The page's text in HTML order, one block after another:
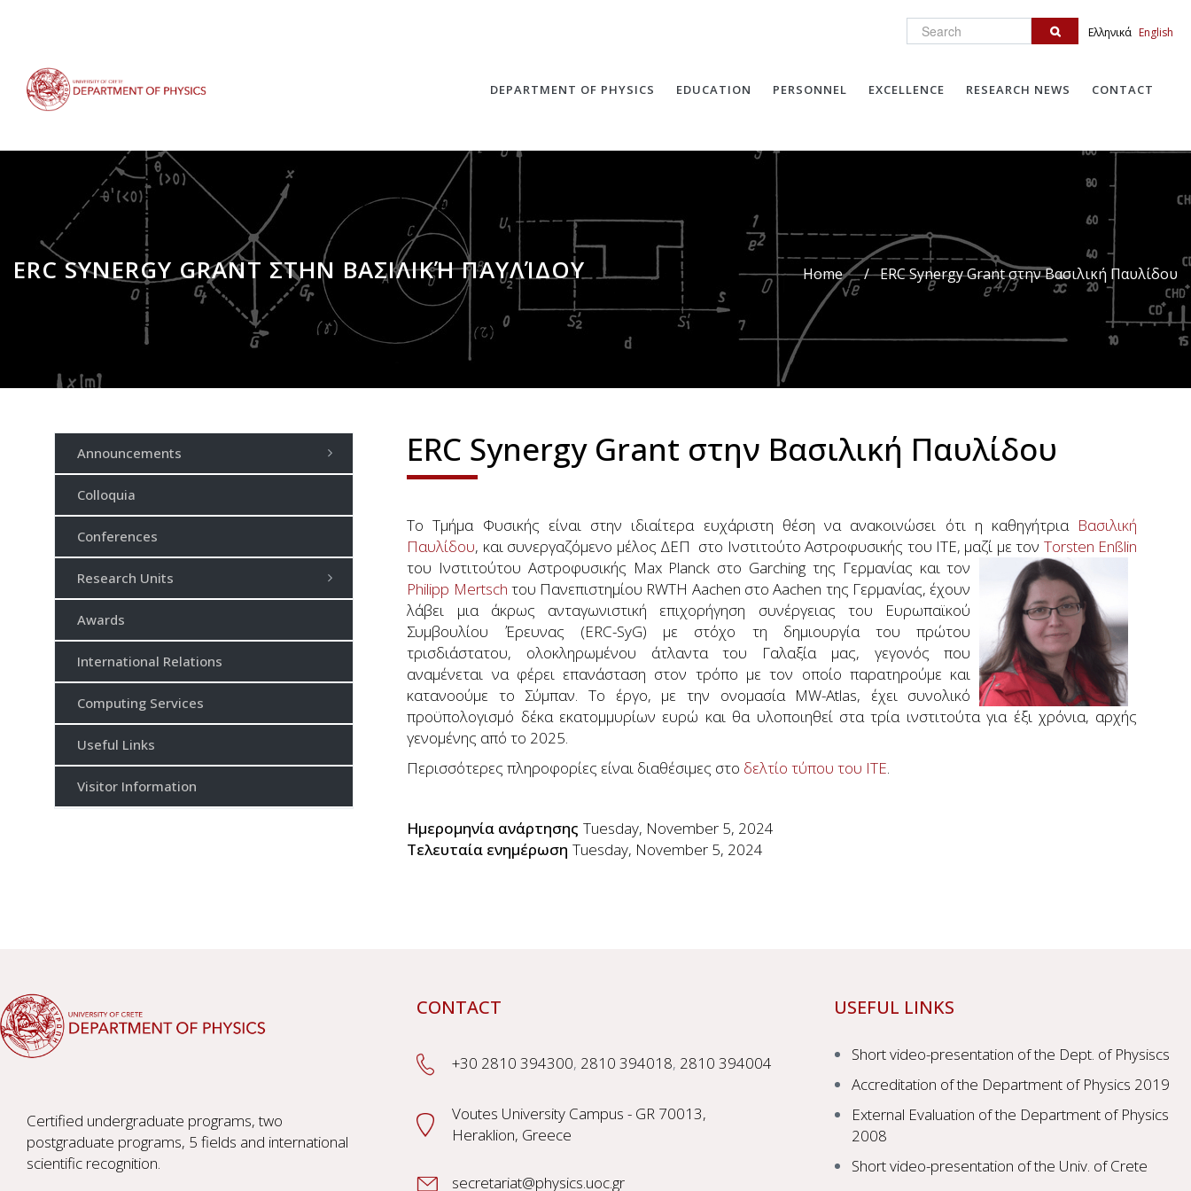
content
Search Ελληνικά English
DEPARTMENT OF PHYSICS EDUCATION PERSONNEL EXCELLENCE RESEARCH NEWS CONTACT
ERC SYNERGY GRANT ΣΤΗΝ ΒΑΣΙΛΙΚΉ ΠΑΥΛΊΔΟΥ
Breadcrumb Home / ERC Synergy Grant στην Βασιλική Παυλίδου
ERC Synergy Grant στην Βασιλική Παυλίδου
Το Τμήμα Φυσικής είναι στην ιδιαίτερα ευχάριστη θέση να ανακοινώσει ότι η καθηγήτρια Βασιλική
Παυλίδου, και συνεργαζόμενο μέλος ΔΕΠ στο Ινστιτούτο Αστροφυσικής του ΙΤΕ, μαζί με τον Torsten Enßlin
του Ινστιτούτου Αστροφυσικής Max Planck στο Garching της Γερμανίας και τον
Philipp Mertsch του Πανεπιστημίου RWTH Aachen στο Aachen της Γερμανίας, έχουν
λάβει μια άκρως ανταγωνιστική επιχορήγηση συνέργειας του Ευρωπαϊκού
Συμβουλίου Έρευνας (ERC-SyG) με στόχο τη δημιουργία του πρώτου
τρισδιάστατου, ολοκληρωμένου άτλαντα του Γαλαξία μας, γεγονός που
αναμένεται να φέρει επανάσταση στον τρόπο με τον οποίο παρατηρούμε και
κατανοούμε το Σύμπαν. Το έργο, με την ονομασία MW-Atlas, έχει συνολικό
προϋπολογισμό δέκα εκατομμυρίων ευρώ και θα υλοποιηθεί στα τρία ινστιτούτα για έξι χρόνια, αρχής
γενομένης από το 2025.
Περισσότερες πληροφορίες είναι διαθέσιμες στο δελτίο τύπου του ΙΤΕ.
Ημερομηνία ανάρτησης Tuesday, November 5, 2024
Τελευταία ενημέρωση Tuesday, November 5, 2024
Announcements
Colloquia
Conferences
Research Units
Awards
International Relations
Computing Services
Useful Links
Visitor Information
Certified undergraduate programs, two
postgraduate programs, 5 fields and international
scientific recognition.
CONTACT
+30 2810 394300, 2810 394018, 2810 394004
Voutes University Campus - GR 70013,
Heraklion, Greece
secretariat@physics.uoc.gr
USEFUL LINKS
Short video-presentation of the Dept. of Physiscs
Accreditation of the Department of Physics 2019
External Evaluation of the Department of Physics
2008
Short video-presentation of the Univ. of Crete